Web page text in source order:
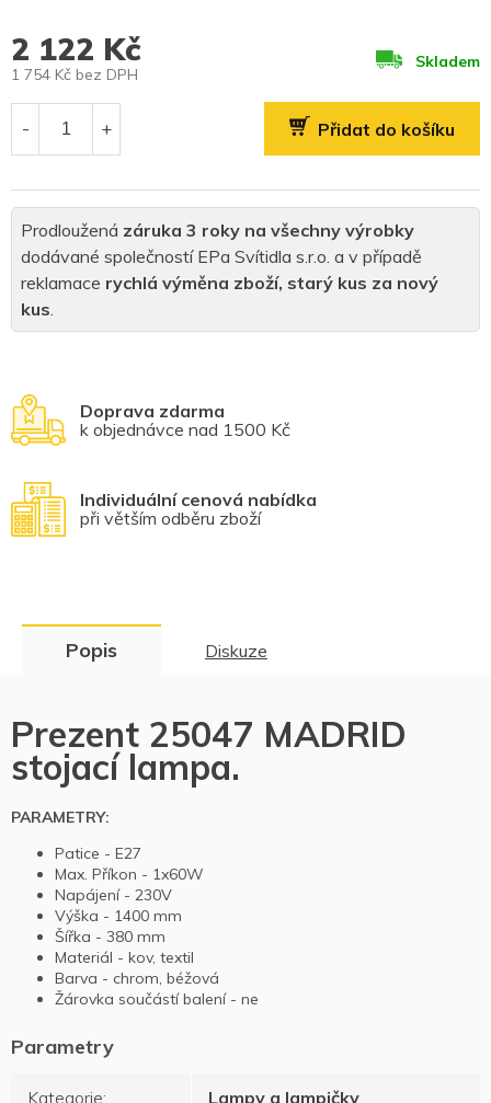
Doprava zdarma
k objednávce nad 1500 Kč
Individuální cenová nabídka
při větším odběru zboží
Prodloužená záruka 3 roky na všechny výrobky
dodávané společností EPa Svítidla s.r.o. a v případě
reklamace rychlá výměna zboží, starý kus za nový
kus.
2 122 Kč
1 754 Kč bez DPH
Skladem
Přidat do košíku
Popis Diskuze
Prezent 25047 MADRID
stojací lampa.
PARAMETRY:
Patice - E27
Max. Příkon - 1x60W
Napájení - 230V
Výška - 1400 mm
Šířka - 380 mm
Materiál - kov, textil
Barva - chrom, béžová
Žárovka součástí balení - ne
Kategorie: Lampy a lampičky